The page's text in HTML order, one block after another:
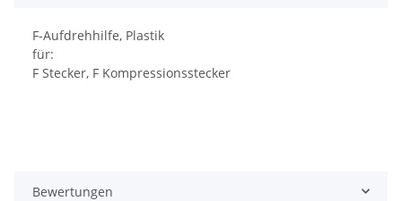
F-Aufdrehhilfe, Plastik
für:
F Stecker, F Kompressionsstecker
Bewertungen